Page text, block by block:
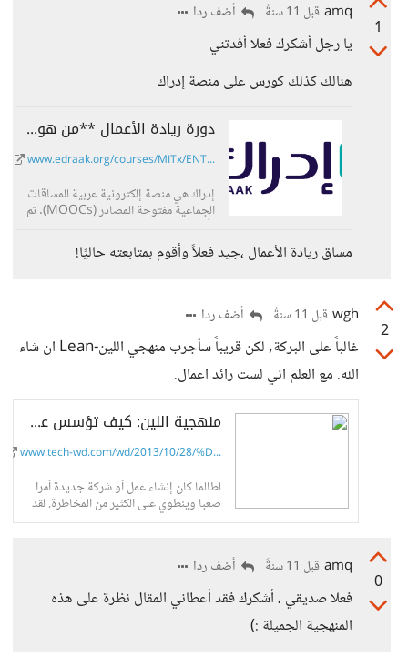
1
amq قبل 11 سنةً أضف ردا
يا رجل أشكرك فعلا أفدتني
هنالك كذلك كورس على منصة إدراك
دورة ريادة الأعمال **من هو عميلك؟**
www.edraak.org/courses/MITx/ENT...
إدراك هي منصة إلكترونية عربية للمساقات
الجماعية مفتوحة المصادر (MOOCs). تم
تأسيس إدراك بمبادرة من مؤسسة الملكة
رانيا للتعليم والتنمية والتي تحرص على
بذل كافة الجهود والمساعي للمساهمة في
مساق ريادة الأعمال ،جيد فعلاً وأقوم بمتابعته حاليًا!
2
wgh قبل 11 سنةً أضف ردا
غالباً على البركة, لكن قريباً سأجرب منهجي اللين-Lean ان شاء
الله. مع العلم اني لست رائد اعمال.
منهجية اللين: كيف تؤسس عملا في القرن الواحد والعشرين - عالم التقنية
www.tech-wd.com/wd/2013/10/28/%D...
لطالما كان إنشاء عمل أو شركة جديدة أمرا
صعبا وينطوي على الكثير من المخاطرة. لقد
كانت الطريقة السائدة والمنتشرة طيلة عقود
ثم بناء فريق ينجز العمل، فبناء المنتج أو
تهيئة... 0
amq قبل 11 سنةً أضف ردا
فعلا صديقي ، أشكرك فقد أعطاني المقال نظرة على هذه
المنهجية الجميلة :)